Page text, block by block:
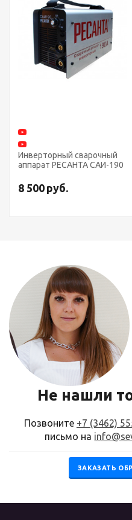
Инверторный сварочный
аппарат РЕСАНТА САИ-190
8 500 руб.
Не нашли
Позвоните +7 (3462)
письмо на
ЗАКАЗАТЬ